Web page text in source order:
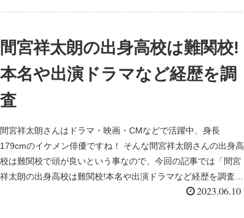
間宮祥太朗の出身高校は難関校!
本名や出演ドラマなど経歴を調
査
間宮祥太朗さんはドラマ・映画・CMなどで活躍中、身長
179cmのイケメン俳優ですね！ そんな間宮祥太朗さんの出身高
校は難関校で頭が良いという事なので、今回の記事では「間宮
祥太朗の出身高校は難関校!本名や出演ドラマなど経歴を調査」
2023.06.10